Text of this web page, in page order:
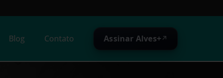
Blog Contato Assinar Alves+ ↗